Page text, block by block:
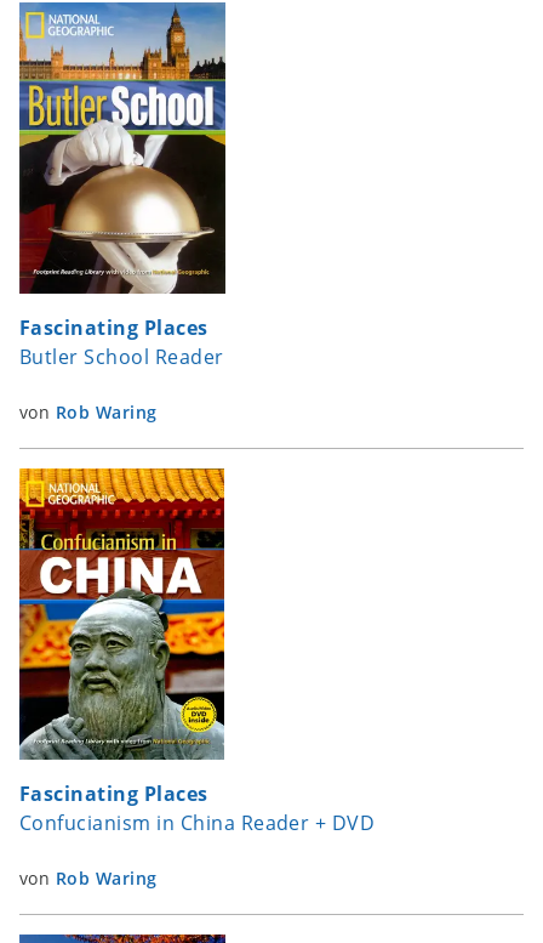
Fascinating Places
Butler School Reader
von Rob Waring
Fascinating Places
Confucianism in China Reader + DVD
von Rob Waring